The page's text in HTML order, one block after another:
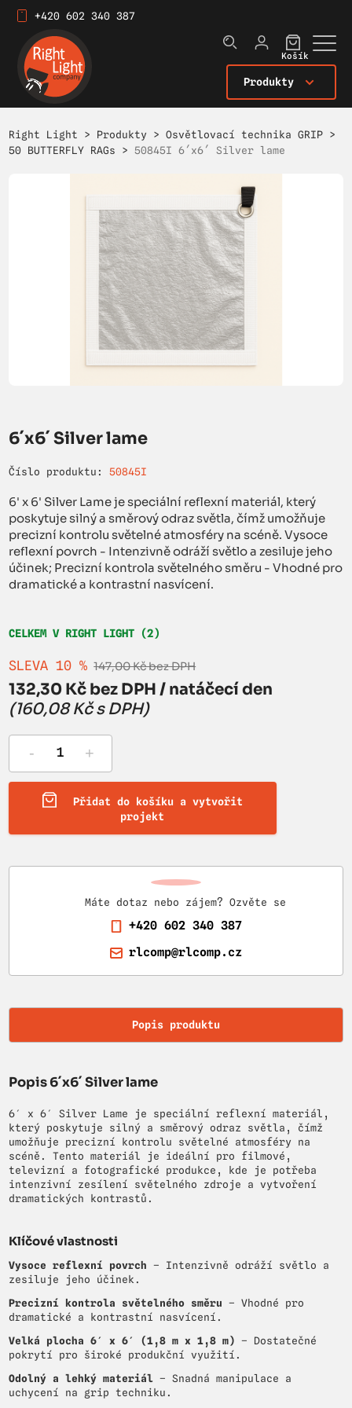
+420 602 340 387
Produkty
Košík
Right Light > Produkty >Osvětlovací technika GRIP >
50 BUTTERFLY RAGs >50845I 6´x6´ Silver lame
6´x6´ Silver lame
Číslo produktu: 50845I
6' x 6' Silver Lame je speciální reflexní materiál, který
poskytuje silný a směrový odraz světla, čímž umožňuje
precizní kontrolu světelné atmosféry na scéně. Vysoce
reflexní povrch - Intenzivně odráží světlo a zesiluje jeho
účinek; Precizní kontrola světelného směru - Vhodné pro
dramatické a kontrastní nasvícení.
CELKEM V RIGHT LIGHT (2)
SLEVA 10 % 147,00 Kč bez DPH
132,30 Kč bez DPH / natáčecí den
(160,08 Kč s DPH)
- +
Přidat do košíku a vytvořit
projekt
Máte dotaz nebo zájem? Ozvěte se
+420 602 340 387
rlcomp@rlcomp.cz
Popis produktu
Popis 6´x6´ Silver lame
6′ x 6′ Silver Lame je speciální reflexní materiál,
který poskytuje silný a směrový odraz světla, čímž
umožňuje precizní kontrolu světelné atmosféry na
scéně. Tento materiál je ideální pro filmové,
televizní a fotografické produkce, kde je potřeba
intenzivní zesílení světelného zdroje a vytvoření
dramatických kontrastů.
Klíčové vlastnosti
Vysoce reflexní povrch – Intenzivně odráží světlo a
zesiluje jeho účinek.
Precizní kontrola světelného směru – Vhodné pro
dramatické a kontrastní nasvícení.
Velká plocha 6′ x 6′ (1,8 m x 1,8 m) – Dostatečné
pokrytí pro široké produkční využití.
Odolný a lehký materiál – Snadná manipulace a
uchycení na grip techniku.